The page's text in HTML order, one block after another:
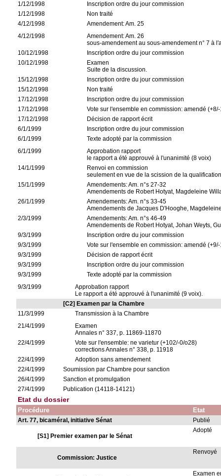
1/12/1998
Inscription ordre du jour commission
1/12/1998
Non traité
4/12/1998
Amendement: Am. 25
4/12/1998
Amendement: Am. 26
sous-amendement au sous-amendement n° 7 à
10/12/1998
Inscription ordre du jour commission
10/12/1998
Examen
Suite de la discussion.
15/12/1998
Inscription ordre du jour commission
15/12/1998
Non traité
17/12/1998
Inscription ordre du jour commission
17/12/1998
Vote sur l'ensemble en commission: amendé
17/12/1998
Décision de rapport écrit
6/1/1999
Inscription ordre du jour commission
6/1/1999
Texte adopté par la commission
6/1/1999
Approbation rapport
le rapport a été approuvé à l'unanimité (8 voix)
14/1/1999
Renvoi en commission
seulement en vue de la scission de la
15/1/1999
Amendements: Am. n°s 27-32
Amendements de Robert Hotyat, Magdeleine
26/1/1999
Amendements: Am. n°s 33-45
Amendements de Jacques D'Hooghe,
2/3/1999
Amendements: Am. n°s 46-49
Amendements de Robert Hotyat, Johan Weyts,
9/3/1999
Inscription ordre du jour commission
9/3/1999
Vote sur l'ensemble en commission: amendé
9/3/1999
Décision de rapport écrit
9/3/1999
Inscription ordre du jour commission
9/3/1999
Texte adopté par la commission
9/3/1999
Approbation rapport
Le rapport a été approuvé à l'unanimité (9 voix).
[C2] Examen par la Chambre
11/3/1999
Transmission à la Chambre
21/4/1999
Examen
Annales n° 337, p. 11869-11870
22/4/1999
Vote sur l'ensemble: ne varietur (+102/-0/o28)
corrections Annales n° 338, p. 11918
22/4/1999
Adoption sans amendement
22/4/1999
Soumission par Chambre pour sanction
26/4/1999
Sanction et promulgation
27/4/1999
Publication (14118-14121)
Etat du dossier
Procédure Etat
Art. 77, bicaméral, initiative Sénat Publié
[S1] Premier examen par le Sénat
Adopté
Commission: Justice
Renvoyé
Examen